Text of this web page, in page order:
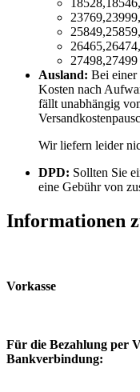
23769,23999,
27498,27499
Ausland: Bei einer
Kosten nach
fällt unabhängig
Wir liefern leider
DPD: Sollten Sie
eine Gebühr von
Informationen
Vorkasse
Für die Bezahlung per
Bankverbindung: